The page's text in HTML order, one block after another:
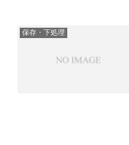
保存・下処理